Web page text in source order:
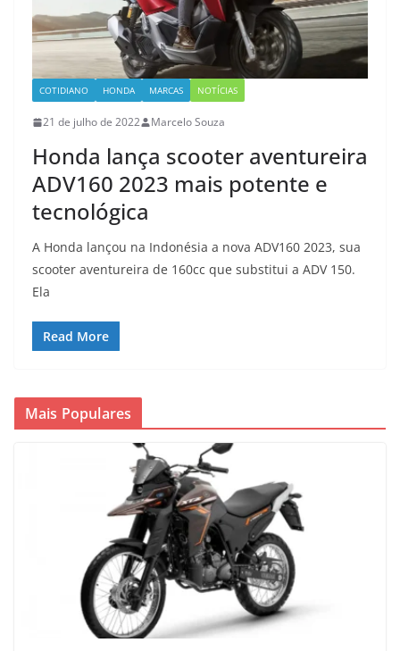
COTIDIANO HONDA MARCAS NOTÍCIAS
21 de julho de 2022 Marcelo Souza
Honda lança scooter aventureira
ADV160 2023 mais potente e
tecnológica
A Honda lançou na Indonésia a nova ADV160 2023, sua
scooter aventureira de 160cc que substitui a ADV 150.
Ela
Read More
Mais Populares